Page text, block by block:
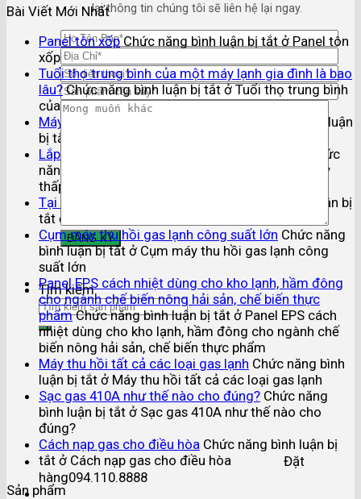
lại thông tin chúng tôi sẽ liên hệ lại ngay.
Tìm kiếm:
Đặt
hàng094.110.8888
Bài Viết Mới Nhất
Panel tôn xốp Chức năng bình luận bị tắt ở Panel tôn
xốp
Tuổi thọ trung bình của một máy lạnh gia đình là bao
lâu? Chức năng bình luận bị tắtở Tuổi thọ trung bình
của một máy lạnh gia đình là bao lâu?
Máy lạnh bị thiếu gas – hết gas?
Chức năng bình luận
bị tắt
Lắp dàn nóng cao hơn hay thấp hơn dàn lạnh
Chức
năng bình luận bị tắt
ở Lắp dàn nóng cao hơn hay
thấp hơn dàn lạnh
Tại sao máy lạnh không lạnh?
Chức năng bình luận bị
tắt ở Tại sao máy lạnh không lạnh?
Cụm máy thu hồi gas lạnh công suất lớn Chức năng
bình luận bị tắt ở Cụm máy thu hồi gas lạnh công
suất lớn
Panel EPS cách nhiệt dùng cho kho lạnh, hầm đông
cho ngành chế biến nông hải sản, chế biến thực
phẩm Chức năng bình luận bị tắt ở Panel EPS cách
nhiệt dùng cho kho lạnh, hầm đông cho ngành chế
biến nông hải sản, chế biến thực phẩm
Máy thu hồi tất cả các loại gas lạnh Chức năng bình
luận bị tắt ở Máy thu hồi tất cả các loại gas lạnh
Sạc gas 410A như thế nào cho đúng? Chức năng
bình luận bị tắt ở Sạc gas 410A như thế nào cho
đúng?
Cách nạp gas cho điều hòa Chức năng bình luận bị
tắt ở Cách nạp gas cho điều hòa
Sản phẩm